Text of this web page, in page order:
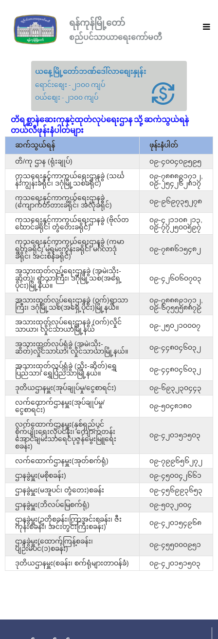
ရန်ကုန်မြို့တော်
စည်ပင်သာယာရေးကော်မတီ
ယနေ့မြို့တော်ဘဏ်ဒေါ်လာစျေးနှုန်း
ရောင်းစျေး - ၂၁၀၀ ကျပ်
ဝယ်စျေး - ၂၁၀၀ ကျပ်
တိရစ္ဆာန်ဆေးကုနှင့်ထုတ်လုပ်ရေးဌာန သို့ ဆက်သွယ်ရန်
တယ်လီဖုန်းနံပါတ်များ
ဆက်သွယ်ရန်
ဖုန်းနံပါတ်
တိ/ကု ဌာန (ရုံးချုပ်)
၀၉-၄၀၀၄၀၉၅၉၅
ကုသရေးနှင့်ကာကွယ်ရေးဌာနခွဲ (သင်္ဃ
န်းကျွန်းခရိုင်၊ ဒဂုံမြို့သစ်ခရိုင်)
၀၉-၇၈၈၈၉၁၇၁၂,
၀၉-၂၅၄၂၆၂၈၁၇
ကုသရေးနှင့်ကာကွယ်ရေးဌာနခွဲ
(ကျောက်တံတားခရိုင်၊ အလုံခရိုင်)
၀၉-၉၆၉၇၃၅၂၇၈
ကုသရေးနှင့်ကာကွယ်ရေးဌာနခွဲ (ဗိုလ်တ
ထောင်ခရိုင်၊ တွံတေးခရိုင်)
၀၉-၄၂၁၁၀၈၂၁၃,
၀၉-၇၇၂၅၀၀၅၉၇
ကုသရေးနှင့်ကာကွယ်ရေးဌာနခွဲ (ကမာ
ရွတ်ခရိုင်၊ မရမ်းကုန်းခရိုင်၊ မင်္ဂလာဒုံ
ခရိုင်၊ အင်းစိန်ခရိုင်)
၀၉-၇၈၈၆၁၅၄၈၂
အသားထုတ်လုပ်ရေးဌာနခွဲ (အမဲ၊သိုး-
ဆိတ်)၊ ရွာသာကြီး၊ ဒဂုံမြို့သစ်(အရှေ့
ပိုင်း)မြို့နယ်။
၀၉-၄၂၆၀၆၀၇၀၃
အသားထုတ်လုပ်ရေးဌာနခွဲ (ဝက်)ရွာသာ
ကြီး၊ ဒဂုံမြို့သစ်(အရှေ့ပိုင်း)မြို့နယ်။
၀၉-၇၈၈၈၉၁၇၁၂,
၀၉-၆၇၅၅၅၈၈၇၉
အသားထုတ်လုပ်ရေးဌာနခွဲ (ဝက်)လှိုင်
သာယာ၊ လှိုင်သာယာမြို့နယ်
၀၉-၂၅၀၂၁၀၀၀၇
အသားထုတ်လုပ်ရုံခွဲ (အမဲ၊သိုး-
ဆိတ်)လှိုင်သာယာ၊ လှိုင်သာယာမြို့နယ်။
၀၉-၄၄၈၀၄၆၀၃၂
အသားထုတ်လုပ်ရုံခွဲ (သိုး-ဆိတ်)ရွှေ
ပြည်သာ၊ ရွှေပြည်သာမြို့နယ်။
၀၉-၄၄၈၀၄၆၀၃၂
ဒုတိယဌာနမှူး(အုပ်ချုပ်မှု/ငွေစာရင်း)
၀၉-၆၉၃၂၃၀၄၄၃
လက်ထောက်ဌာနမှူး(အုပ်ချုပ်မှု/
ငွေစာရင်း)
၀၉-၅၀၄၈၁၈၀
လက်ထောက်ဌာနမှူး(နှစ်ရှည်ပင်
စိုက်ပျိုးရေးလုပ်ငန်း၊ ကျောက်တန်း
အောင်ချမ်းသာရေငံပုဇွန်မွေးမြူရေး
စခန်း)
၀၉-၄၂၀၁၅၁၅၀၃
လက်ထောက်ဌာနမှူး(အုတ်စက်ရုံ)
၀၉-၇၉၉၆၅၆၂၇၂
ဌာနခွဲမှူး(မစိုစခန်း)
၀၉-၄၅၀၀၄၂၆၆၁
ဌာနခွဲမှူး(မအူပင်၊ တွံတေး)စခန်း
၀၉-၄၅၆၉၉၃၆၅၃
ဌာနခွဲမှူး(ဘိလပ်မြေစက်ရုံ)
၀၉-၅၀၃၂၀၀၄
ဌာနခွဲမှူး(ဥတိုစခန်း၊ကြာအင်းစခန်း၊ ဇီး
ကုန်းစခန်း၊ အင်းတွင်းကြီးစခန်း)
၀၉-၄၂၀၁၅၄၉၆၈
ဌာနခွဲမှူး(ထောက်ကြန့်စခန်း၊
ပျဉ်းမပင်(၁)စခန်း)
၀၉-၄၅၅၀၀၀၉၅၁
ဒုတိယဌာနမှူး(စခန်း၊ စက်ရုံများတာဝန်ခံ) ၀၉-၄၂၀၁၅၁၅၀၃